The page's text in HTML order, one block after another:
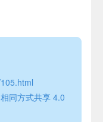
同方式共享 4.0